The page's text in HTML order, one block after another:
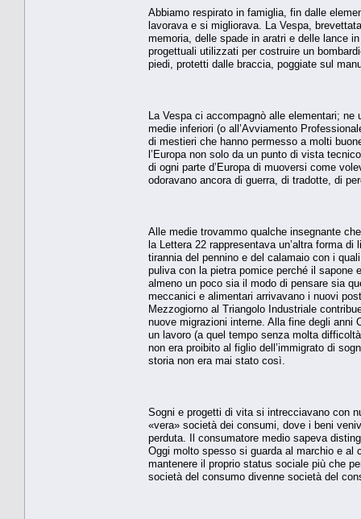
Abbiamo respirato in famiglia, fin dalle
lavorava e si migliorava. La Vespa,
memoria, delle spade in aratri e delle lance
progettuali utilizzati per costruire un
piedi, protetti dalle braccia, poggiate sul
La Vespa ci accompagnò alle elementari;
medie inferiori (o all’Avviamento
di mestieri che hanno permesso a molti
l’Europa non solo da un punto di vista
di ogni parte d’Europa di muoversi come
odoravano ancora di guerra, di tradotte, di
Alle medie trovammo qualche insegnante
la Lettera 22 rappresentava un’altra forma
tirannia del pennino e del calamaio con i
puliva con la pietra pomice perché il sapone
almeno un poco sia il modo di pensare sia
meccanici e alimentari arrivavano i nuovi
Mezzogiorno al Triangolo Industriale
nuove migrazioni interne. Alla fine degli anni
un lavoro (a quel tempo senza molta
non era proibito al figlio dell’immigrato di
storia non era mai stato così.
Sogni e progetti di vita si intrecciavano con
«vera» società dei consumi, dove i beni
perduta. Il consumatore medio sapeva
Oggi molto spesso si guarda al marchio e
mantenere il proprio status sociale più che
società del consumo divenne società del